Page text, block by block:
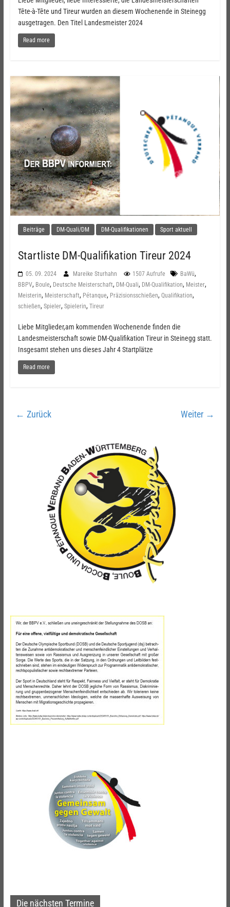
Tête-à-Tête und Tireur wurden an diesem Wochenende in Steinegg
ausgetragen. Den Titel Landesmeister 2024
Read more
Beiträge DM-Quali/DM DM-Qualifikationen Sport aktuell
Startliste DM-Qualifikation Tireur 2024
05. 09. 2024 Mareike Sturhahn 1507 Aufrufe BaWü,
BBPV, Boule, Deutsche Meisterschaft, DM-Quali, DM-Qualifikation, Meister,
Meisterin, Meisterschaft, Pétanque, Präzisionsschießen, Qualifikation,
schießen, Spieler, Spielerin, Tireur
Liebe Mitglieder,am kommenden Wochenende finden die
Landesmeisterschaft sowie DM-Qualifikation Tireur in Steinegg statt.
Insgesamt stehen uns dieses Jahr 4 Startplätze
Read more
← Zurück Weiter →
Die nächsten Termine